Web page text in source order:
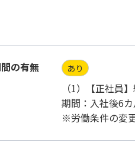
の有無 あり
（1）【正社員
期間：入社後6カ
※労働条件の変